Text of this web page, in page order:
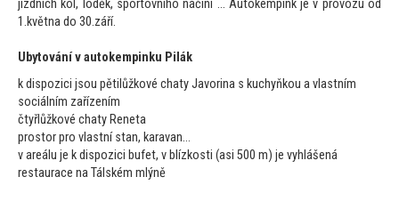
jízdních kol, loděk, sportovního náčiní … Autokempink je v provozu od
1.května do 30.září.
Ubytování v autokempinku Pilák
k dispozici jsou pětilůžkové chaty Javorina s kuchyňkou a vlastním
sociálním zařízením
čtyřlůžkové chaty Reneta
prostor pro vlastní stan, karavan…
v areálu je k dispozici bufet, v blízkosti (asi 500 m) je vyhlášená
restaurace na Tálském mlýně